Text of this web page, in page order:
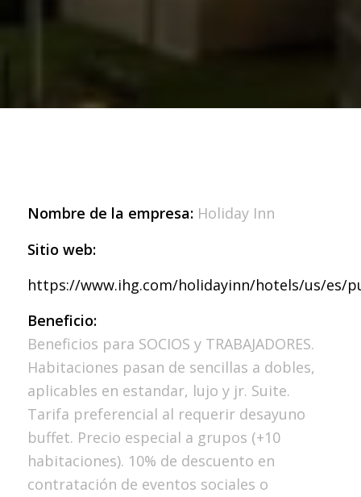
Nombre de la empresa:Holiday Inn
Sitio web:
https://www.ihg.com/holidayinn/hotels/us/es/
Beneficio:
Beneficios para SOCIOS y TRABAJADORES.
Habitaciones pasan de sencillas a dobles,
aplicables en estandar, lujo y jr. Suite.
Tarifa preferencial al requerir desayuno
buffet. Precio especial a grupos (+10
habitaciones). 10% de descuento en
contratación de eventos sociales o